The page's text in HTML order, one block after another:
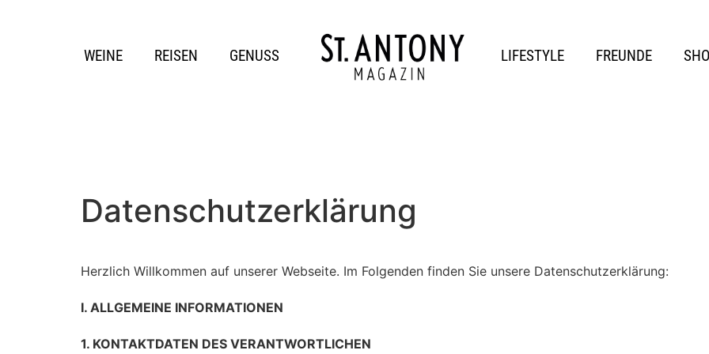
WEINE REISEN GENUSS LIFESTYLE FREUNDE
Datenschutzerklärung
Herzlich Willkommen auf unserer Webseite. Im Folgenden finden Sie unsere Datenschutzerklärung:
I. ALLGEMEINE INFORMATIONEN
1. KONTAKTDATEN DES VERANTWORTLICHEN